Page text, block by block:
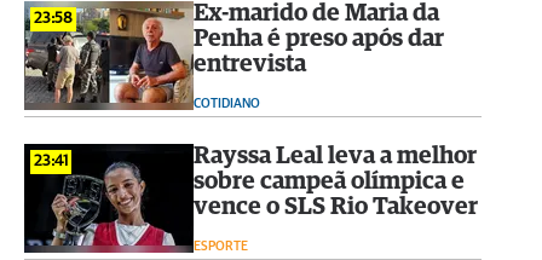
23:58
Ex-marido de Maria da
Penha é preso após dar
entrevista
COTIDIANO
23:41
Rayssa Leal leva a melhor
sobre campeã olímpica e
vence o SLS Rio Takeover
ESPORTE